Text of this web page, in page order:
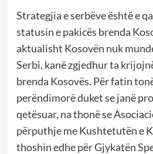
Strategjia e serbëve është e
statusin e pakicës brenda
aktualisht Kosovën nuk
Serbi, kanë zgjedhur ta
brenda Kosovës. Për fatin
perëndimorë duket se janë
qetësuar, na thonë se
përputhje me Kushtetutën e
thoshin edhe për Gjykatën